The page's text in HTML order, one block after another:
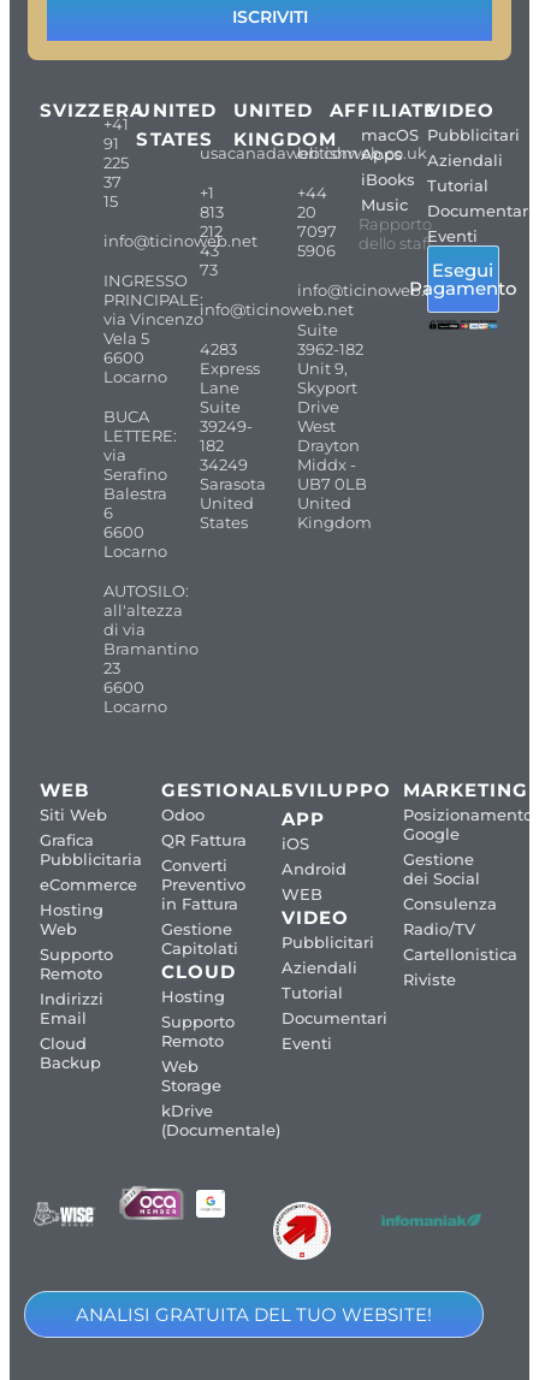
ISCRIVITI
SVIZZERA
+41
91
225
37
15
info@ticinoweb.net
INGRESSO
PRINCIPALE:
via Vincenzo
Vela 5
6600
Locarno
BUCA
LETTERE:
via
Serafino
Balestra
6
6600
Locarno
AUTOSILO:
all'altezza
di via
Bramantino
23
6600
Locarno
UNITED
STATES
usacanadaweb.com
+1
813
212
43
73
info@ticinoweb.net
4283
Express
Lane
Suite
39249-
182
34249
Sarasota
United
States
UNITED
KINGDOM
britishweb.co.uk
+44
20
7097
5906
info@ticinoweb.net
Suite
3962-182
Unit 9,
Skyport
Drive
West
Drayton
Middx -
UB7 0LB
United
Kingdom
AFFILIATE
macOS
Apps
iBooks
Music
Rapporto
dello staff
VIDEO
Pubblicitari
Aziendali
Tutorial
Documentari
Eventi
Esegui
Pagamento
WEB
Siti Web
Grafica
Pubblicitaria
eCommerce
Hosting
Web
Supporto
Remoto
Indirizzi
Email
Cloud
Backup
GESTIONALI
Odoo
QR Fattura
Converti
Preventivo
in Fattura
Gestione
Capitolati
CLOUD
Hosting
Supporto
Remoto
Web
Storage
kDrive
(Documentale)
SVILUPPO
APP
iOS
Android
WEB
VIDEO
Pubblicitari
Aziendali
Tutorial
Documentari
Eventi
MARKETING
Posizionamento
Google
Gestione
dei Social
Consulenza
Radio/TV
Cartellonistica
Riviste
ANALISI GRATUITA DEL TUO WEBSITE!